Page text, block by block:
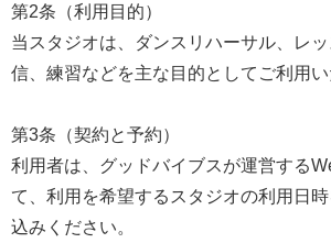
第2条（利用目的）
当スタジオは、ダンスリハーサル、レ
信、練習などを主な目的としてご利用い
第3条（契約と予約）
利用者は、グッドバイブスが運営する
て、利用を希望するスタジオの利用日
込みください。